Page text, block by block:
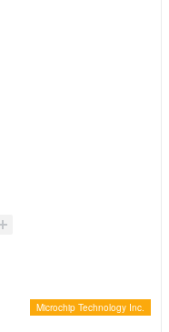
Microchip Technology Inc.